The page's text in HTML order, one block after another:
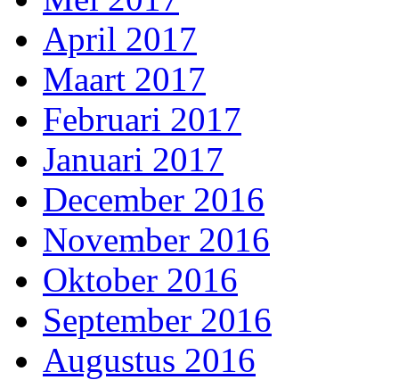
April 2017
Maart 2017
Februari 2017
Januari 2017
December 2016
November 2016
Oktober 2016
September 2016
Augustus 2016